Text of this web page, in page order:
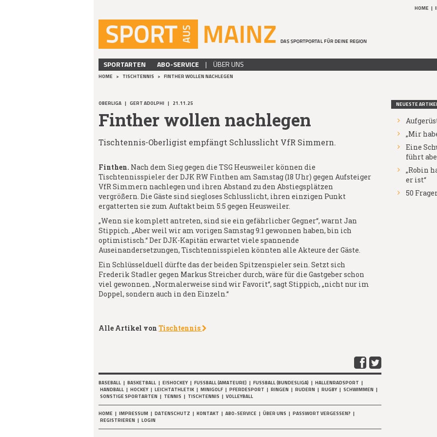
HOME |
SPORTARTEN ABO-SERVICE | ÜBER UNS
HOME > TISCHTENNIS > FINTHER WOLLEN NACHLEGEN
OBERLIGA | GERT ADOLPHI | 21.11.25
Finther wollen nachlegen
Tischtennis-Oberligist empfängt Schlusslicht VfR Simmern.
Finthen. Nach dem Sieg gegen die TSG Heusweiler können die
Tischtennisspieler der DJK RW Finthen am Samstag (18 Uhr) gegen Aufsteiger
VfR Simmern nachlegen und ihren Abstand zu den Abstiegsplätzen
vergrößern. Die Gäste sind siegloses Schlusslicht, ihren einzigen Punkt
ergatterten sie zum Auftakt beim 5:5 gegen Heusweiler.
„Wenn sie komplett antreten, sind sie ein gefährlicher Gegner“, warnt Jan
Stippich. „Aber weil wir am vorigen Samstag 9:1 gewonnen haben, bin ich
optimistisch.“ Der DJK-Kapitän erwartet viele spannende
Auseinandersetzungen, Tischtennisspielen könnten alle Akteure der Gäste.
Ein Schlüsselduell dürfte das der beiden Spitzenspieler sein. Setzt sich
Frederik Stadler gegen Markus Streicher durch, wäre für die Gastgeber schon
viel gewonnen. „Normalerweise sind wir Favorit“, sagt Stippich, „nicht nur im
Doppel, sondern auch in den Einzeln.“
Alle Artikel von Tischtennis
NEUESTE
„Mir
Eine
führt
„Robin
er ist“
50
BASEBALL | BASKETBALL | EISHOCKEY | FUSSBALL (AMATEURE) | FUSSBALL (BUNDESLIGA) | HALLENRADSPORT |
HANDBALL | HOCKEY | LEICHTATHLETIK | MINIGOLF | PFERDESPORT | RINGEN | RUDERN | RUGBY | SCHWIMMEN |
SONSTIGE SPORTARTEN | TENNIS | TISCHTENNIS | VOLLEYBALL
HOME | IMPRESSUM | DATENSCHUTZ | KONTAKT | ABO-SERVICE | ÜBER UNS | PASSWORT VERGESSEN? |
REGISTRIEREN | LOGIN